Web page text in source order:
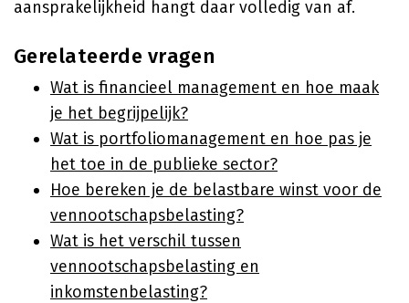
aansprakelijkheid hangt daar volledig van af.
Gerelateerde vragen
Wat is financieel management en hoe maak
je het begrijpelijk?
Wat is portfoliomanagement en hoe pas je
het toe in de publieke sector?
Hoe bereken je de belastbare winst voor de
vennootschapsbelasting?
Wat is het verschil tussen
vennootschapsbelasting en
inkomstenbelasting?